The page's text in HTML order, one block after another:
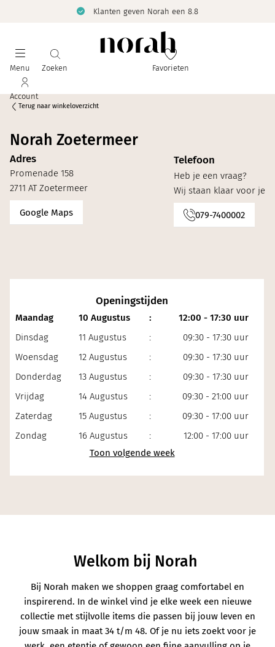
Klanten geven Norah een 8.8
Menu Zoeken Favorieten
Account
Terug naar winkeloverzicht
Norah Zoetermeer
Adres
Promenade 158
2711 AT Zoetermeer
Google Maps
Telefoon
Heb je een vraag?
Wij staan klaar voor je
079-7400002
Openingstijden
Maandag 10 Augustus :
12:00 - 17:30 uur
Dinsdag
11 Augustus :
09:30 - 17:30 uur
Woensdag
12 Augustus :
09:30 - 17:30 uur
Donderdag
13 Augustus :
09:30 - 17:30 uur
Vrijdag
14 Augustus :
09:30 - 21:00 uur
Zaterdag
15 Augustus :
09:30 - 17:00 uur
Zondag
16 Augustus : 12:00 - 17:00 uur
Welkom bij Norah
Bij Norah maken we shoppen graag comfortabel en
inspirerend. In de winkel vind je elke week een nieuwe
collectie met stijlvolle items die passen bij jouw leven en
jouw smaak in maat 34 t/m 48. Of je nu iets zoekt voor je